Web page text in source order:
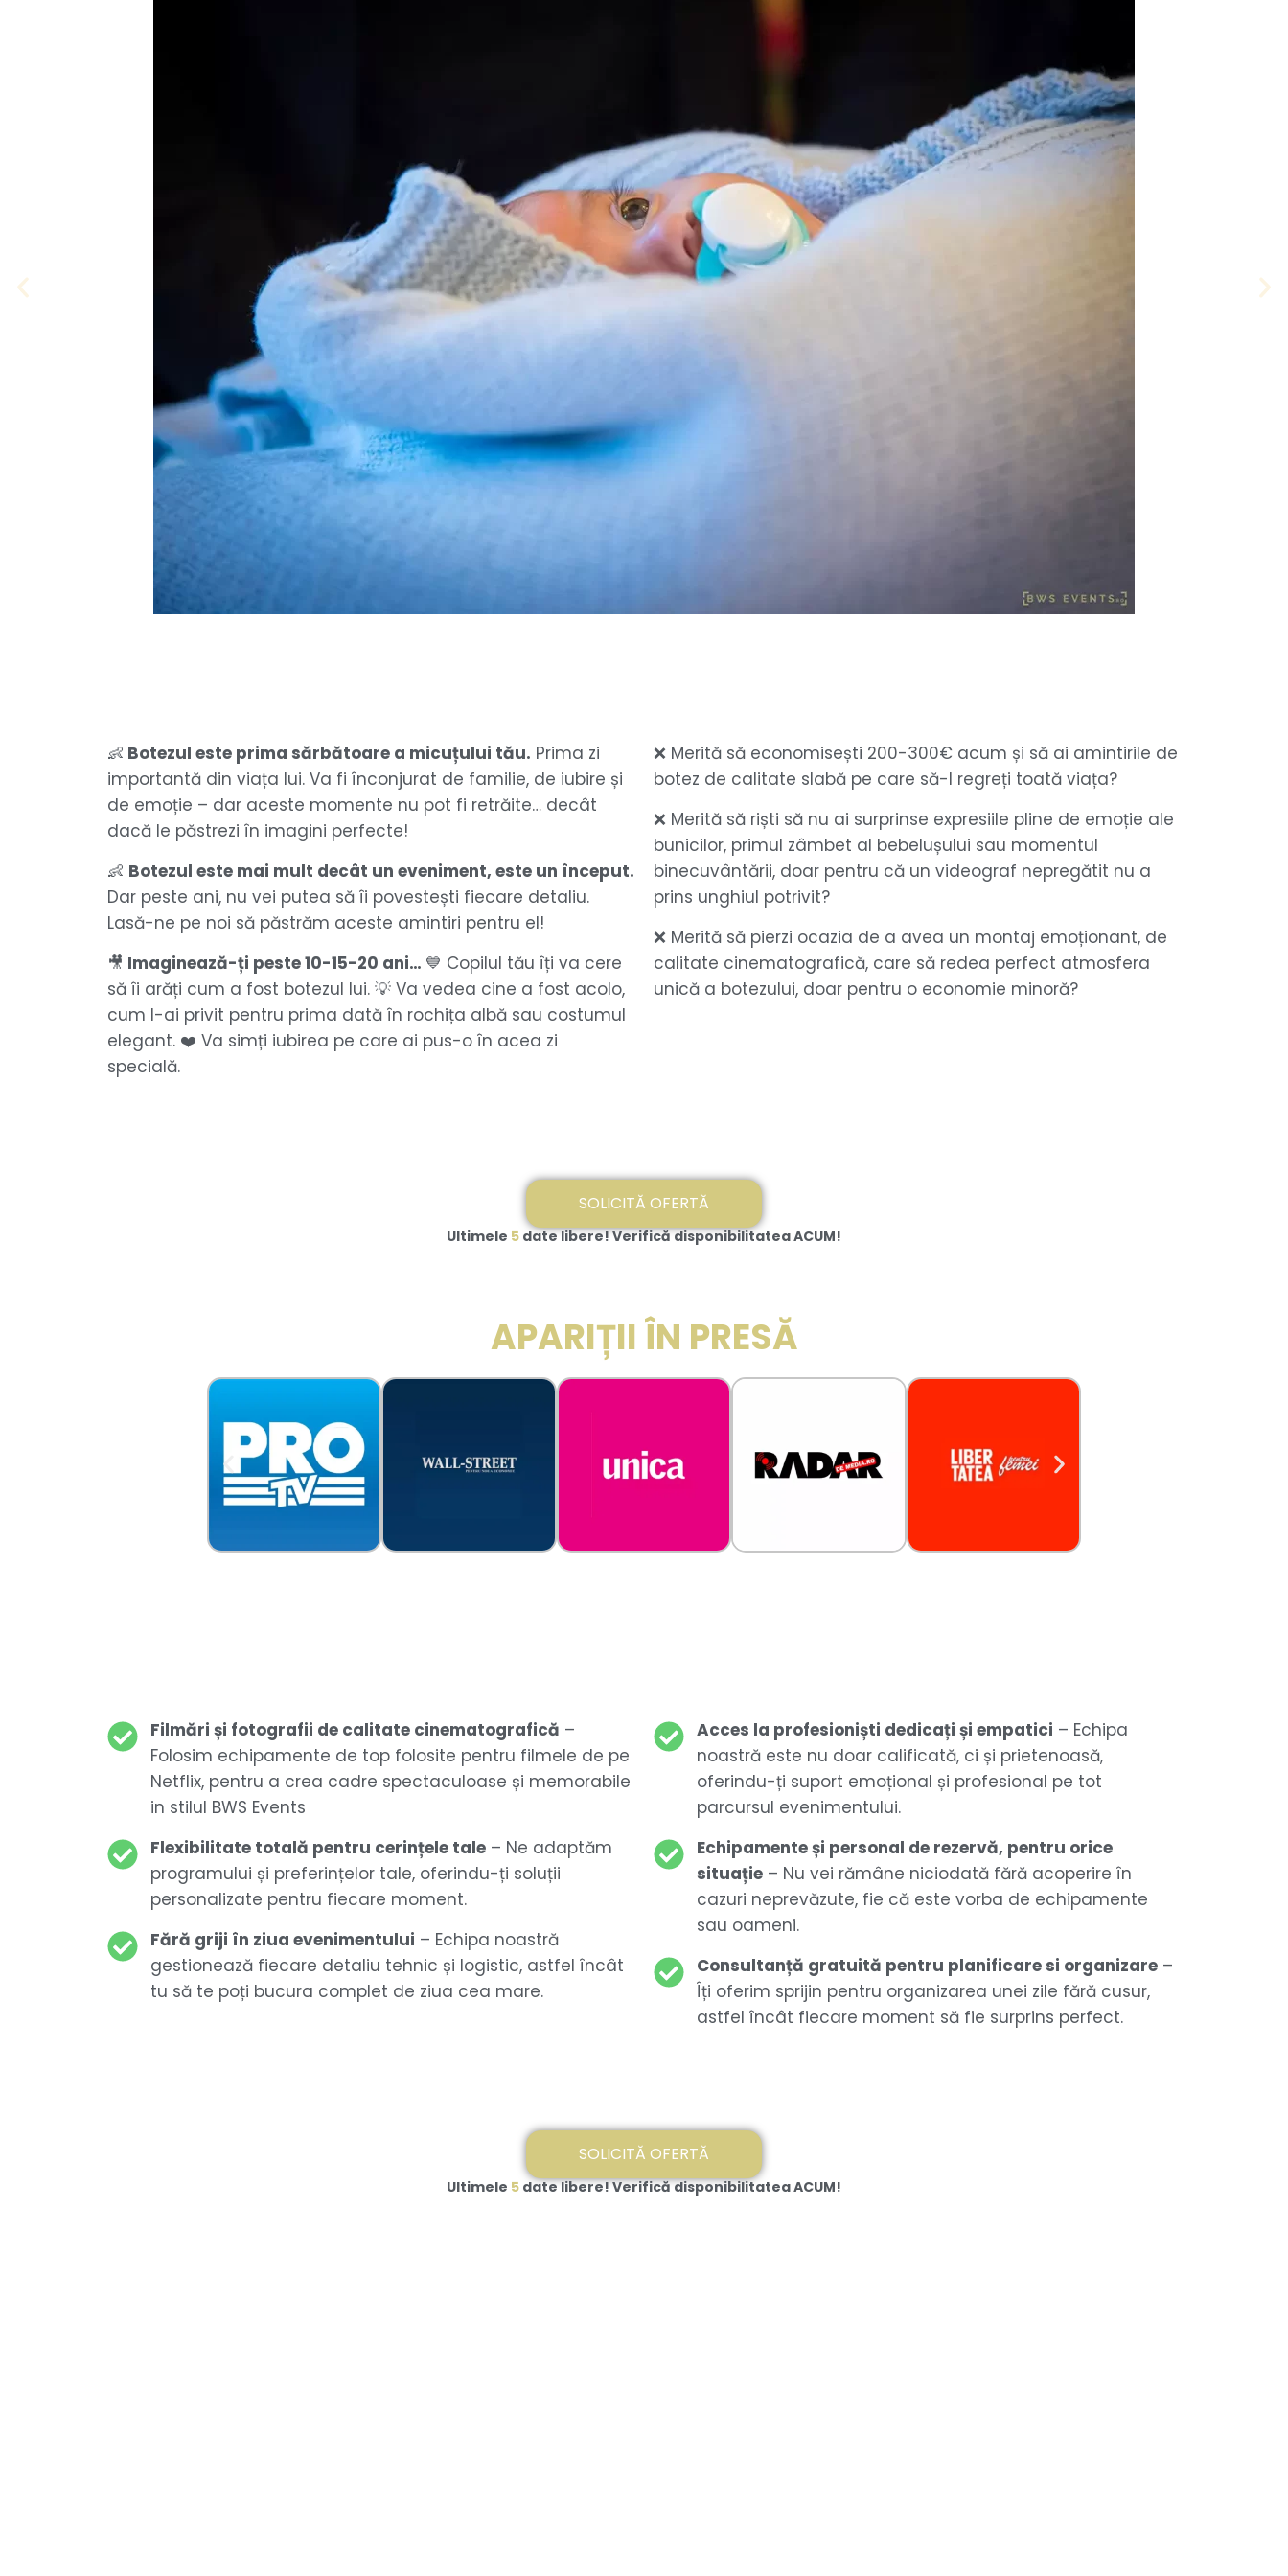
👶 Botezul este prima sărbătoare a micuțului tău. Prima zi
importantă din viața lui. Va fi înconjurat de familie, de iubire și
de emoție – dar aceste momente nu pot fi retrăite… decât
dacă le păstrezi în imagini perfecte!
👶 Botezul este mai mult decât un eveniment, este un început.
Dar peste ani, nu vei putea să îi povestești fiecare detaliu.
Lasă-ne pe noi să păstrăm aceste amintiri pentru el!
🎥 Imaginează-ți peste 10-15-20 ani… 💙 Copilul tău îți va cere
să îi arăți cum a fost botezul lui. 💡 Va vedea cine a fost acolo,
cum l-ai privit pentru prima dată în rochița albă sau costumul
elegant. ❤️ Va simți iubirea pe care ai pus-o în acea zi
specială.
❌ Merită să economisești 200-300€ acum și să ai amintirile de
botez de calitate slabă pe care să-l regreți toată viața?
❌ Merită să riști să nu ai surprinse expresiile pline de emoție ale
bunicilor, primul zâmbet al bebelușului sau momentul
binecuvântării, doar pentru că un videograf nepregătit nu a
prins unghiul potrivit?
❌ Merită să pierzi ocazia de a avea un montaj emoționant, de
calitate cinematografică, care să redea perfect atmosfera
unică a botezului, doar pentru o economie minoră?
SOLICITĂ OFERTĂ
Ultimele 5 date libere! Verifică disponibilitatea ACUM!
APARIȚII ÎN PRESĂ
Filmări și fotografii de calitate cinematografică –
Folosim echipamente de top folosite pentru filmele de pe
Netflix, pentru a crea cadre spectaculoase și memorabile
in stilul BWS Events
Flexibilitate totală pentru cerințele tale – Ne adaptăm
programului și preferințelor tale, oferindu-ți soluții
personalizate pentru fiecare moment.
Fără griji în ziua evenimentului – Echipa noastră
gestionează fiecare detaliu tehnic și logistic, astfel încât
tu să te poți bucura complet de ziua cea mare.
Acces la profesioniști dedicați și empatici – Echipa
noastră este nu doar calificată, ci și prietenoasă,
oferindu-ți suport emoțional și profesional pe tot
parcursul evenimentului.
Echipamente și personal de rezervă, pentru orice
situație – Nu vei rămâne niciodată fără acoperire în
cazuri neprevăzute, fie că este vorba de echipamente
sau oameni.
Consultanță gratuită pentru planificare si organizare –
Îți oferim sprijin pentru organizarea unei zile fără cusur,
astfel încât fiecare moment să fie surprins perfect.
SOLICITĂ OFERTĂ
Ultimele 5 date libere! Verifică disponibilitatea ACUM!